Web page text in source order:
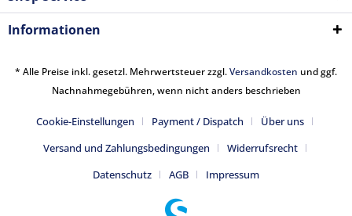
Informationen
* Alle Preise inkl. gesetzl. Mehrwertsteuer zzgl.Versandkosten und ggf.
Nachnahmegebühren, wenn nicht anders beschrieben
Cookie-Einstellungen Payment / Dispatch
Über uns
Versand und Zahlungsbedingungen
Widerrufsrecht
Datenschutz
AGB Impressum